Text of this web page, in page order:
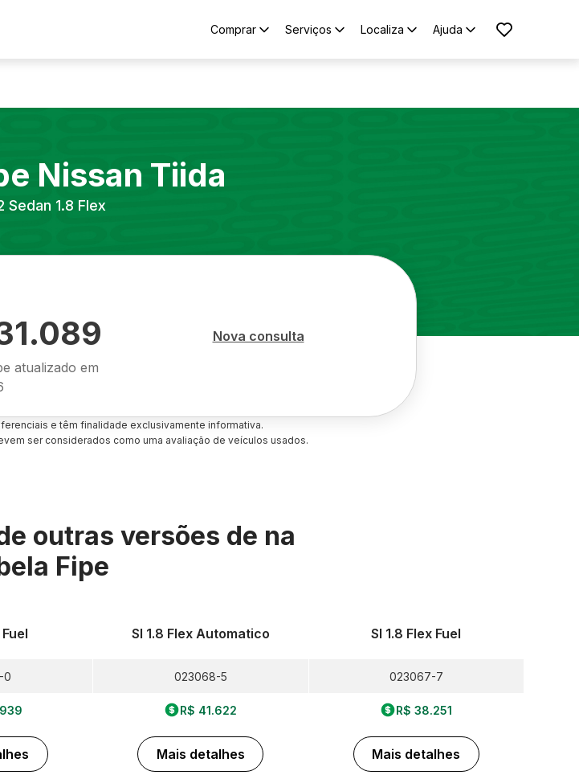
Comprar Serviços Localiza Ajuda
Nissan Tiida
Sedan 1.8 Flex
atualizado em
Nova consulta
e têm finalidade exclusivamente informativa.
ser considerados como uma avaliação de veículos usados.
outras versões de na
Fipe
0
Sl 1.8 Flex Automatico
023068-5
R$ 41.622
Mais detalhes
Sl 1.8 Flex Fuel
023067-7
R$ 38.251
Mais detalhes